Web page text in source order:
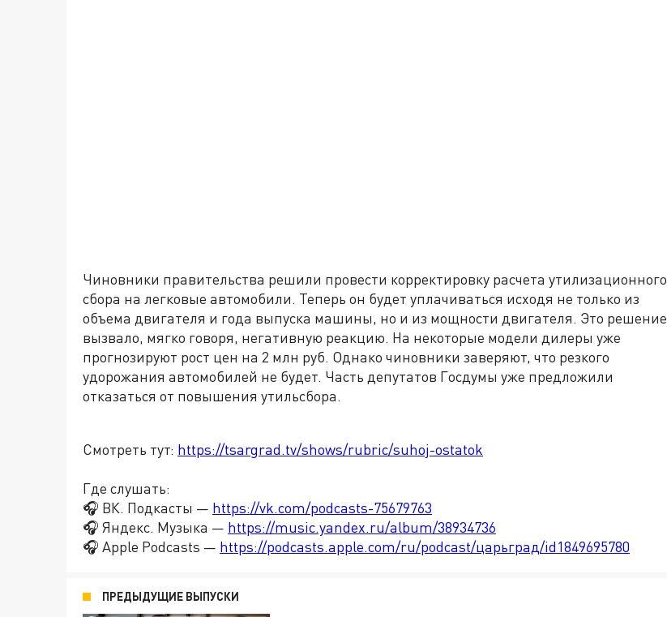
Чиновники правительства решили провести корректировку расчета утилизационного
сбора на легковые автомобили. Теперь он будет уплачиваться исходя не только из
объема двигателя и года выпуска машины, но и из мощности двигателя. Это решение
вызвало, мягко говоря, негативную реакцию. На некоторые модели дилеры уже
прогнозируют рост цен на 2 млн руб. Однако чиновники заверяют, что резкого
удорожания автомобилей не будет. Часть депутатов Госдумы уже предложили
отказаться от повышения утильсбора.
Смотреть тут: https://tsargrad.tv/shows/rubric/suhoj-ostatok
Где слушать:
🎧 ВК. Подкасты — https://vk.com/podcasts-75679763
🎧 Яндекс. Музыка — https://music.yandex.ru/album/38934736
🎧 Apple Podcasts — https://podcasts.apple.com/ru/podcast/царьград/id1849695780
ПРЕДЫДУЩИЕ ВЫПУСКИ